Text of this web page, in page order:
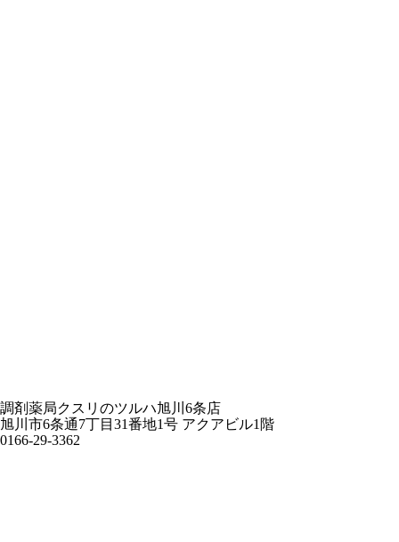
調剤薬局クスリのツルハ旭川6条店
旭川市6条通7丁目31番地1号 アクアビル1階
0166-29-3362